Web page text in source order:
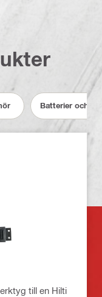
Batterier och
till en Hilti